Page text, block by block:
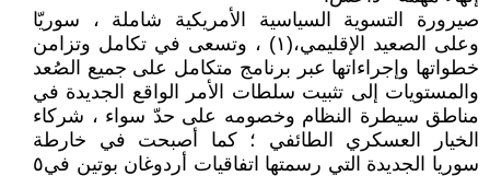
صيرورة التسوية السياسية الأمريكية شاملة ، سوريّا
وعلى الصعيد الإقليمي،(١) ، وتسعى في تكامل وتزامن
خطواتها وإجراءاتها عبر برنامج متكامل على جميع الصُعد
والمستويات إلى تثبيت سلطات الأمر الواقع الجديدة في
مناطق سيطرة النظام وخصومه على حدّ سواء ، شركاء
الخيار العسكري الطائفي ؛ كما أصبحت في خارطة
سوريا الجديدة التي رسمتها اتفاقيات أردوغان بوتين في٥